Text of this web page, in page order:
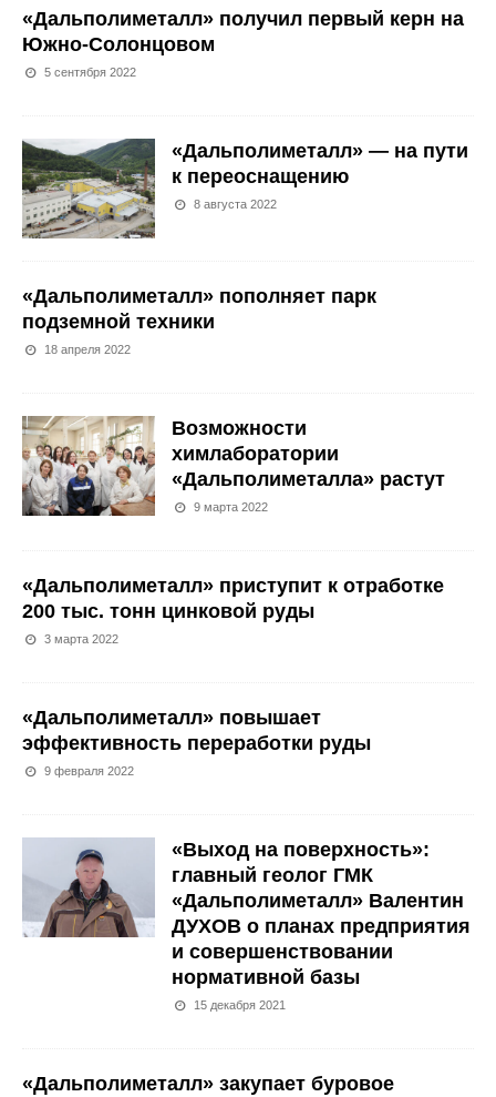
«Дальполиметалл» получил первый керн на
Южно-Солонцовом
5 сентября 2022
«Дальполиметалл» — на пути
к переоснащению
8 августа 2022
«Дальполиметалл» пополняет парк
подземной техники
18 апреля 2022
Возможности
химлаборатории
«Дальполиметалла» растут
9 марта 2022
«Дальполиметалл» приступит к отработке
200 тыс. тонн цинковой руды
3 марта 2022
«Дальполиметалл» повышает
эффективность переработки руды
9 февраля 2022
«Выход на поверхность»:
главный геолог ГМК
«Дальполиметалл» Валентин
ДУХОВ о планах предприятия
и совершенствовании
нормативной базы
15 декабря 2021
«Дальполиметалл» закупает буровое